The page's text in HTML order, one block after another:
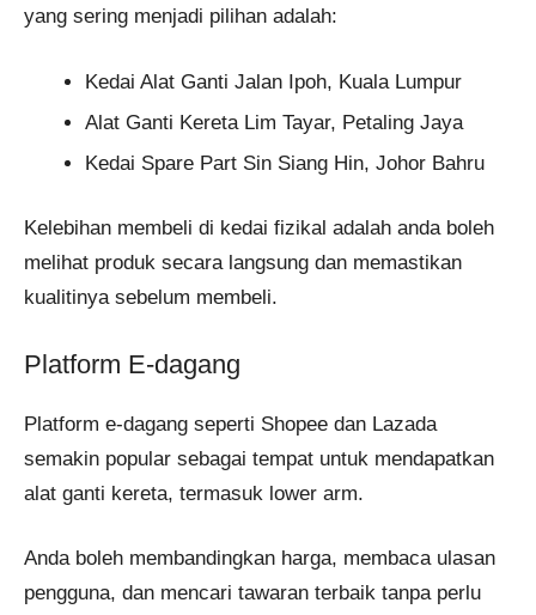
yang sering menjadi pilihan adalah:
Kedai Alat Ganti Jalan Ipoh, Kuala Lumpur
Alat Ganti Kereta Lim Tayar, Petaling Jaya
Kedai Spare Part Sin Siang Hin, Johor Bahru
Kelebihan membeli di kedai fizikal adalah anda boleh
melihat produk secara langsung dan memastikan
kualitinya sebelum membeli.
Platform E-dagang
Platform e-dagang seperti Shopee dan Lazada
semakin popular sebagai tempat untuk mendapatkan
alat ganti kereta, termasuk lower arm.
Anda boleh membandingkan harga, membaca ulasan
pengguna, dan mencari tawaran terbaik tanpa perlu